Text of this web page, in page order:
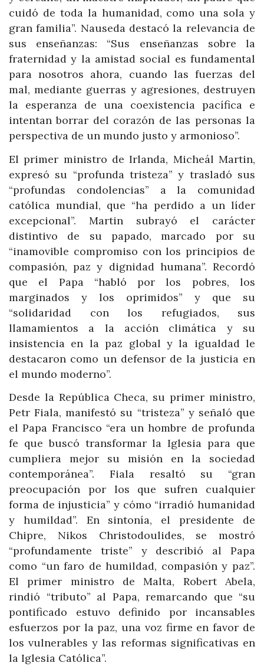
cuidó de toda la humanidad, como una sola y
gran familia”. Nauseda destacó la relevancia de
sus enseñanzas: “Sus enseñanzas sobre la
fraternidad y la amistad social es fundamental
para nosotros ahora, cuando las fuerzas del
mal, mediante guerras y agresiones, destruyen
la esperanza de una coexistencia pacífica e
intentan borrar del corazón de las personas la
perspectiva de un mundo justo y armonioso”.
El primer ministro de Irlanda, Micheál Martin,
expresó su “profunda tristeza” y trasladó sus
“profundas condolencias” a la comunidad
católica mundial, que “ha perdido a un líder
excepcional”. Martin subrayó el carácter
distintivo de su papado, marcado por su
“inamovible compromiso con los principios de
compasión, paz y dignidad humana”. Recordó
que el Papa “habló por los pobres, los
marginados y los oprimidos” y que su
“solidaridad con los refugiados, sus
llamamientos a la acción climática y su
insistencia en la paz global y la igualdad le
destacaron como un defensor de la justicia en
el mundo moderno”.
Desde la República Checa, su primer ministro,
Petr Fiala, manifestó su “tristeza” y señaló que
el Papa Francisco “era un hombre de profunda
fe que buscó transformar la Iglesia para que
cumpliera mejor su misión en la sociedad
contemporánea”. Fiala resaltó su “gran
preocupación por los que sufren cualquier
forma de injusticia” y cómo “irradió humanidad
y humildad”. En sintonía, el presidente de
Chipre, Nikos Christodoulides, se mostró
“profundamente triste” y describió al Papa
como “un faro de humildad, compasión y paz”.
El primer ministro de Malta, Robert Abela,
rindió “tributo” al Papa, remarcando que “su
pontificado estuvo definido por incansables
esfuerzos por la paz, una voz firme en favor de
los vulnerables y las reformas significativas en
la Iglesia Católica”.